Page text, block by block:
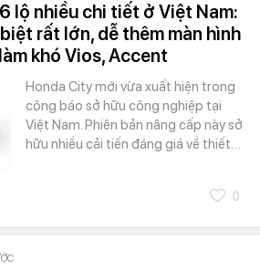
lộ nhiều chi tiết ở Việt Nam:
rất lớn, dễ thêm màn hình
khó Vios, Accent
Honda City mới vừa xuất hiện trong
công báo sở hữu công nghiệp tại
Việt Nam. Phiên bản nâng cấp này sở
hữu nhiều cải tiến đáng giá về thiết…
0